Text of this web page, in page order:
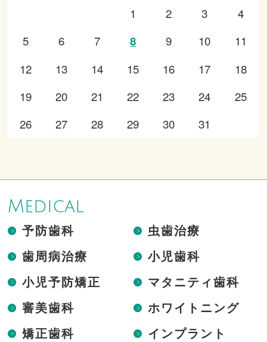
1 2 3
4
5
6 7 8 9 10
11
12
13 14 15 16 17
18
19
20 21 22 23 24
25
26
27 28 29 30 31
Medical
予防歯科
虫歯治療
歯周病治療
小児歯科
小児予防矯正
マタニティ歯科
審美歯科
ホワイトニング
矯正歯科
インプラント